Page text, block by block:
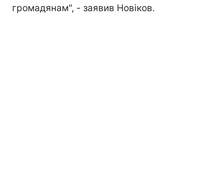
громадянам", - заявив Новіков.